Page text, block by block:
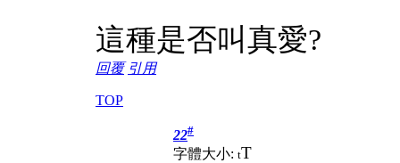
這種是否叫真愛?
回覆 引用
TOP
22#
字體大小: tT